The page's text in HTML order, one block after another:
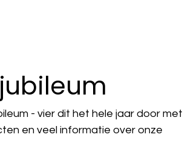
- vier dit het hele jaar door met
en veel informatie over onze